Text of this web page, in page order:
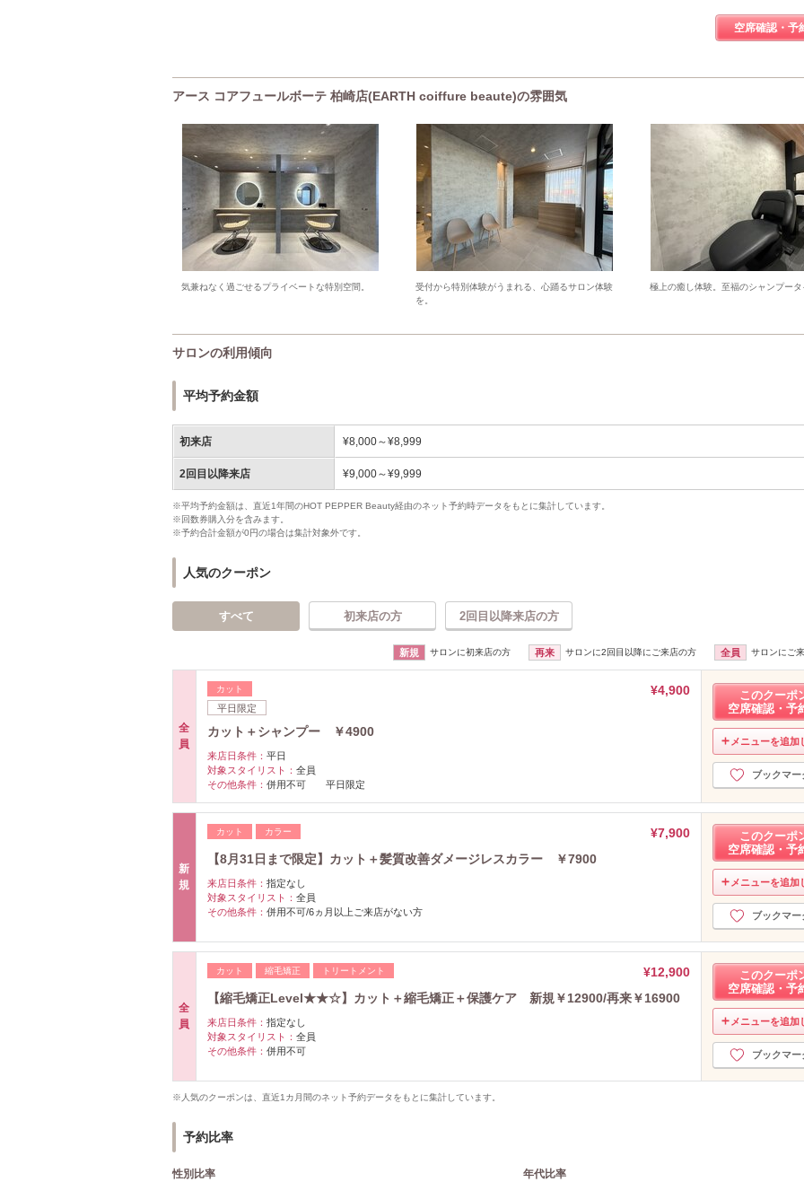
空席確認・予
アース コアフュールボーテ 柏崎店(EARTH coiffure beaute)の雰囲気
気兼ねなく過ごせるプライベートな特別空間。
受付から特別体験がうまれる、心踊るサロン体験
を。
極上の癒し体験。至福のシャンプー
サロンの利用傾向
平均予約金額
初来店 ¥8,000～¥8,999
2回目以降来店 ¥9,000～¥9,999
※平均予約金額は、直近1年間のHOT PEPPER Beauty経由のネット予約時データをもとに集計しています。
※回数券購入分を含みます。
※予約合計金額が0円の場合は集計対象外です。
人気のクーポン
すべて 初来店の方 2回目以降来店の方
新規 サロンに初来店の方 再来 サロンに2回目以降にご来店の方 全員 サロンにご
全
員
カット
平日限定
¥4,900
カット＋シャンプー ￥4900
来店日条件： 平日
対象スタイリスト： 全員
その他条件： 併用不可 平日限定
このクーポ
空席確認・予
メニューを追加
ブックマー
新
規
カット カラー
¥7,900
【8月31日まで限定】カット＋髪質改善ダメージレスカラー ￥7900
来店日条件： 指定なし
対象スタイリスト： 全員
その他条件： 併用不可/6ヵ月以上ご来店がない方
このクーポ
空席確認・予
メニューを追加
ブックマー
全
員
カット 縮毛矯正 トリートメント
¥12,900
【縮毛矯正Level★★☆】カット＋縮毛矯正＋保護ケア 新規￥12900/再来￥16900
来店日条件： 指定なし
対象スタイリスト： 全員
その他条件： 併用不可
このクーポ
空席確認・予
メニューを追加
ブックマー
※人気のクーポンは、直近1カ月間のネット予約データをもとに集計しています。
予約比率
性別比率 年代比率